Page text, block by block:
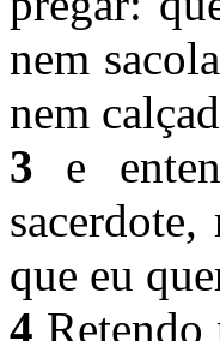
nem
nem
3 e
que eu
4